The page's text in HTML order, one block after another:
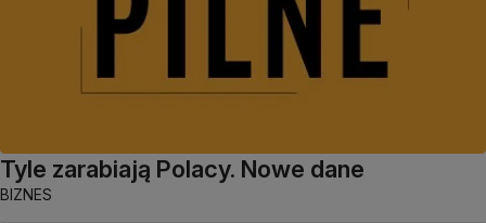
Tyle zarabiają Polacy. Nowe dane
BIZNES